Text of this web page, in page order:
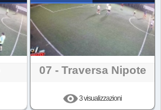
07 - Traversa Nipote
3 visualizzazioni